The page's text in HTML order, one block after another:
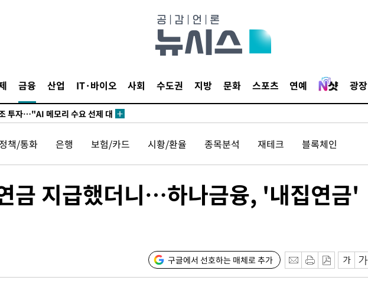
금융 산업 IT·바이오 사회 수도권 지방 문화 스포츠 연예 광장
대경보, 폭염경보로 하향
기·강원 많은 비[내일날씨]
투자…"AI 메모리 수요 선제 대
바이잔 투란VC 입단
내린 798.81마감
내린 6258.77에 마쳐
원 마감
년 이후 첫 40도
신용해 前교정본부장 기소
적 공분에 수사 재개"
책/통화 은행 보험/카드 시황/환율 종목분석 재테크 블록체인
금 지급했더니…하나금융, '내집연금'
구글에서 선호하는 매체로 추가